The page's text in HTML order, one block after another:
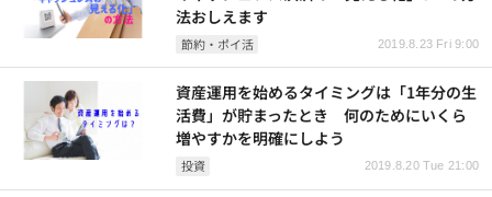
節約・ポイ活 2019.8.23 Fri 9:00
法おしえます
投資 2019.8.20 Tue 21:00
資産運用を始めるタイミングは「1年分の生
活費」が貯まったとき 何のためにいくら
増やすかを明確にしよう